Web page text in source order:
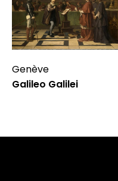
Genève
Galileo Galilei